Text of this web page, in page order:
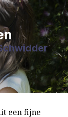
een fijne